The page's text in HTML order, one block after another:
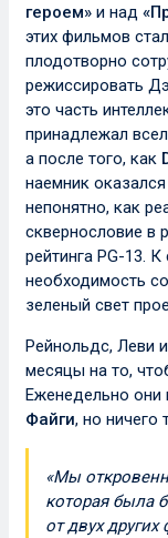
героем» и над
этих фильмов
плодотворно
режиссировать
это часть
принадлежал
а после того, как
наемник
непонятно, как
сквернословие в
рейтинга PG-13.
необходимость
зеленый свет
Рейнольдс, Леви
месяцы на то,
Еженедельно они
Файги, но ничего
«Мы
которая была
от двух